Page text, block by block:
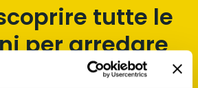
tutte le
per arredare